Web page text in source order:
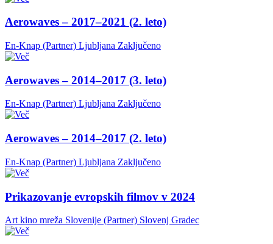
Aerowaves – 2017–2021 (2. leto)
En-Knap (Partner) Ljubljana Zaključeno
Aerowaves – 2014–2017 (3. leto)
En-Knap (Partner) Ljubljana Zaključeno
Aerowaves – 2014–2017 (2. leto)
En-Knap (Partner) Ljubljana Zaključeno
Prikazovanje evropskih filmov v 2024
Art kino mreža Slovenije (Partner) Slovenj Gradec